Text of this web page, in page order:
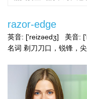
razor-edge
英音: ['reizəedʒ] 美音:
名词 剃刀刀口，锐锋，